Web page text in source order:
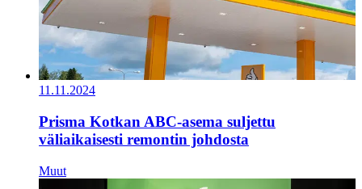
11.11.2024
Prisma Kotkan ABC-asema suljettu
väliaikaisesti remontin johdosta
Muut